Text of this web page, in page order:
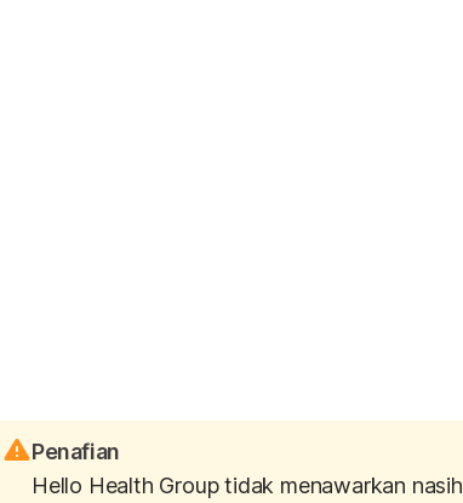
Penafian
Hello Health Group tidak menawarkan